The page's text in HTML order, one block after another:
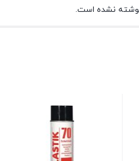
نشده است.